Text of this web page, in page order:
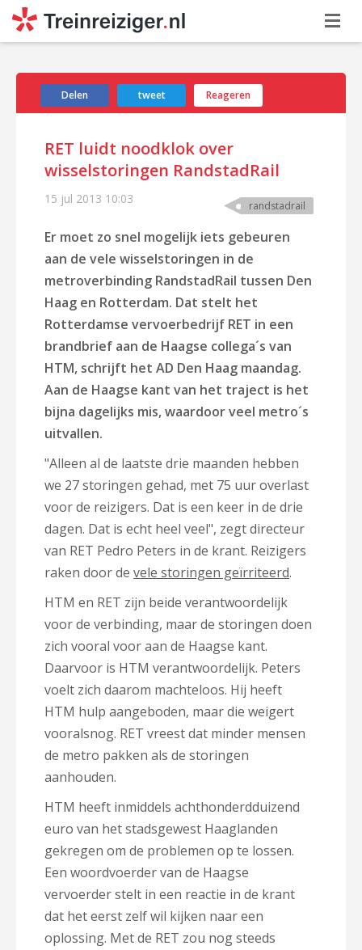
Delen tweet Reageren
RET luidt noodklok over
wisselstoringen RandstadRail
15 jul 2013 10:03 randstadrail
Er moet zo snel mogelijk iets gebeuren
aan de vele wisselstoringen in de
metroverbinding RandstadRail tussen Den
Haag en Rotterdam. Dat stelt het
Rotterdamse vervoerbedrijf RET in een
brandbrief aan de Haagse collega´s van
HTM, schrijft het AD Den Haag maandag.
Aan de Haagse kant van het traject is het
bijna dagelijks mis, waardoor veel metro´s
uitvallen.
"Alleen al de laatste drie maanden hebben
we 27 storingen gehad, met 75 uur overlast
voor de reizigers. Dat is een keer in de drie
dagen. Dat is echt heel veel", zegt directeur
van RET Pedro Peters in de krant. Reizigers
raken door de vele storingen geïrriteerd.
HTM en RET zijn beide verantwoordelijk
voor de verbinding, maar de storingen doen
zich vooral voor aan de Haagse kant.
Daarvoor is HTM verantwoordelijk. Peters
voelt zich daarom machteloos. Hij heeft
HTM hulp aangeboden, maar die weigert
vooralsnog. RET vreest dat minder mensen
de metro pakken als de storingen
aanhouden.
HTM heeft inmiddels achthonderdduizend
euro van het stadsgewest Haaglanden
gekregen om de problemen op te lossen.
Een woordvoerder van de Haagse
vervoerder stelt in een reactie in de krant
dat het eerst zelf wil kijken naar een
oplossing. Met de RET zou nog steeds